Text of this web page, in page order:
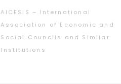
AICESIS – International
Association of Economic and
Social Councils and Similar
Institutions